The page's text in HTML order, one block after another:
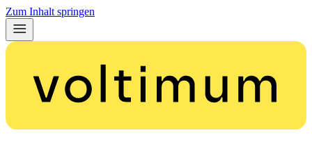
Zum Inhalt springen